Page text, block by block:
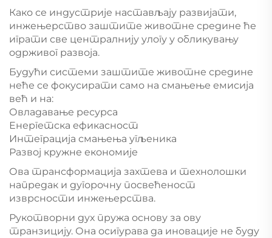
Како се индустрије настављају развијати,
инжењерство заштите животне средине ће
играти све централнију улогу у обликувању
одрживог развоја.
Будући системи заштите животне средине
неће се фокусирати само на смањење емисија
већ и на:
Овладавање ресурса
Енергетска ефикасност
Интеграција смањења угљеника
Развој кружне економије
Ова трансформација захтева и технолошки
напредак и дугорочну посвећеност
изврсности инжењерства.
Рукотворни дух пружа основу за ову
транзицију. Она осигурава да иновације не буду